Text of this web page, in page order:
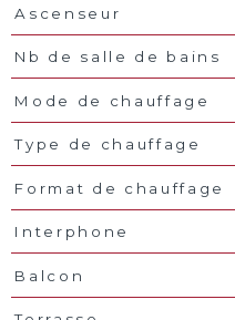
Ascenseur
Nb de salle de bains
Mode de chauffage
Type de chauffage
Format de chauffage
Interphone
Balcon